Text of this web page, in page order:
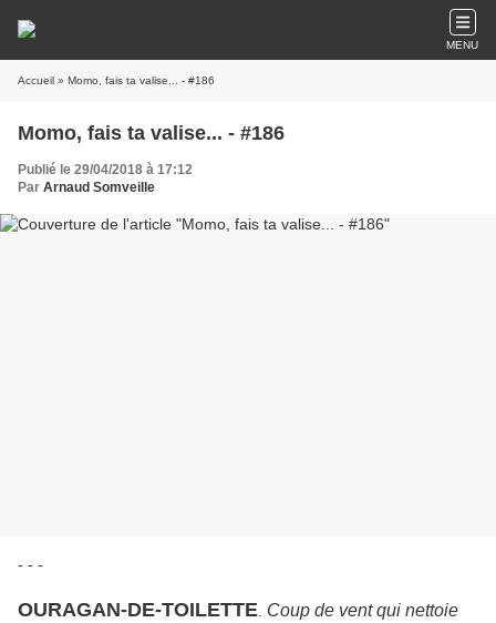
MENU
Accueil » Momo, fais ta valise... - #186
Momo, fais ta valise... - #186
Publié le 29/04/2018 à 17:12
Par Arnaud Somveille
- - -
OURAGAN-DE-TOILETTE Coup de vent qui nettoie